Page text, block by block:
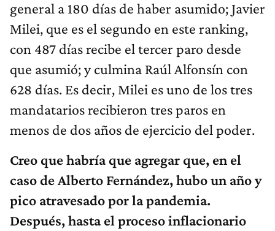
general a 180 días de haber asumido; Javier
Milei, que es el segundo en este ranking,
con 487 días recibe el tercer paro desde
que asumió; y culmina Raúl Alfonsín con
628 días. Es decir, Milei es uno de los tres
mandatarios recibieron tres paros en
menos de dos años de ejercicio del poder.
Creo que habría que agregar que, en el
caso de Alberto Fernández, hubo un año y
pico atravesado por la pandemia.
Después, hasta el proceso inflacionario